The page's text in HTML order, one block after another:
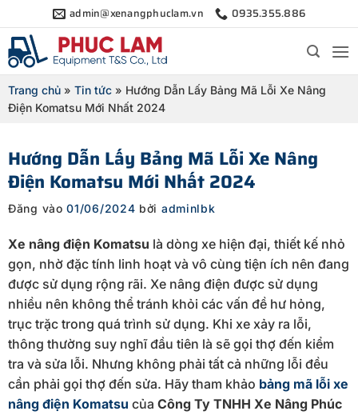
qua
nội
dung
admin@xenangphuclam.vn 0935.355.886
Trang chủ » Tin tức » Hướng Dẫn Lấy Bảng Mã Lỗi Xe Nâng
Điện Komatsu Mới Nhất 2024
Hướng Dẫn Lấy Bảng Mã Lỗi Xe Nâng
Điện Komatsu Mới Nhất 2024
Đăng vào01/06/2024 bởi adminlbk
Xe nâng điện Komatsu là dòng xe hiện đại, thiết kế nhỏ
gọn, nhờ đặc tính linh hoạt và vô cùng tiện ích nên đang
được sử dụng rộng rãi. Xe nâng điện được sử dụng
nhiều nên không thể tránh khỏi các vấn đề hư hỏng,
trục trặc trong quá trình sử dụng. Khi xe xảy ra lỗi,
thông thường suy nghĩ đầu tiên là sẽ gọi thợ đến kiểm
tra và sửa lỗi. Nhưng không phải tất cả những lỗi đều
cần phải gọi thợ đến sửa. Hãy tham khảo bảng mã lỗi xe
nâng điện Komatsu của Công Ty TNHH Xe Nâng Phúc